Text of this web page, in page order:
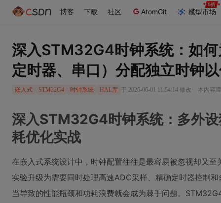
博客 下载 社区 AtomGit 模型市场
深入STM32G4时钟系统：如
定时器、串口）分配独立时钟
嵌入式 STM32G4 时钟系统 HAL库 于 2026-06-01 11:54:14 修改 · 本内容
深入STM32G4时钟系统：多外
耗优化实战
在嵌入式系统设计中，时钟配置往往是最容易被忽视却又
实验升级为需要同时处理高速ADC采样、精确定时器控制
当导致的性能瓶颈和功耗浪费就会成为棘手问题。